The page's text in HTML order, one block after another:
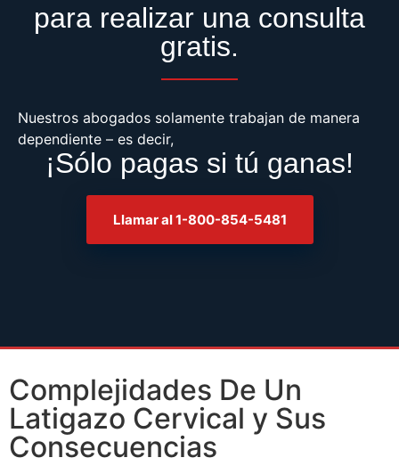
para realizar una consulta
gratis.
Nuestros abogados solamente trabajan de manera
dependiente – es decir,
¡Sólo pagas si tú ganas!
Llamar al 1-800-854-5481
Complejidades De Un
Latigazo Cervical y Sus
Consecuencias